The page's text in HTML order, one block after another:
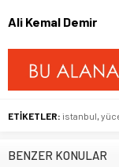
Ali Kemal Demir
ETİKETLER: istanbul
BENZER KONULAR